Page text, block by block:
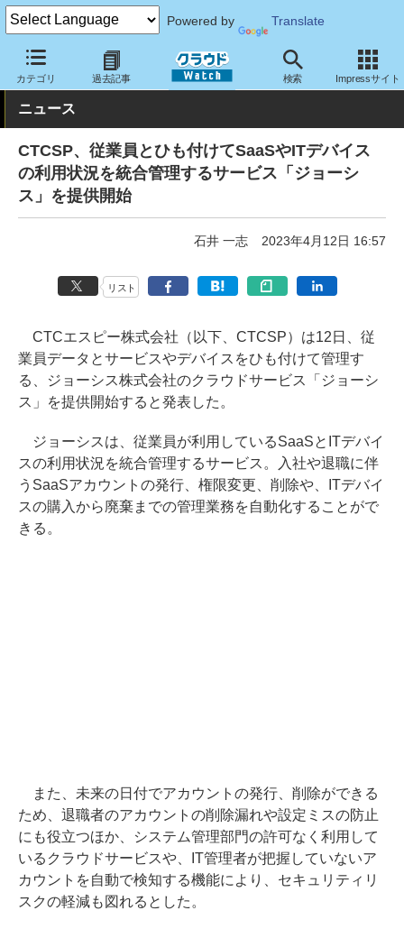
Powered by Translate
カテゴリ 過去記事 検索 Impressサイト
クラウド Watch サービス・ソフト サービス 運用・監視
ニュース
CTCSP、従業員とひも付けてSaaSやITデバイス
の利用状況を統合管理するサービス「ジョーシ
ス」を提供開始
石井 一志 2023年4月12日 16:57
リスト
CTCエスピー株式会社（以下、CTCSP）は12日、従
業員データとサービスやデバイスをひも付けて管理す
る、ジョーシス株式会社のクラウドサービス「ジョーシ
ス」を提供開始すると発表した。
ジョーシスは、従業員が利用しているSaaSとITデバイ
スの利用状況を統合管理するサービス。入社や退職に伴
うSaaSアカウントの発行、権限変更、削除や、ITデバイ
スの購入から廃棄までの管理業務を自動化することがで
きる。
また、未来の日付でアカウントの発行、削除ができる
ため、退職者のアカウントの削除漏れや設定ミスの防止
にも役立つほか、システム管理部門の許可なく利用して
いるクラウドサービスや、IT管理者が把握していないア
カウントを自動で検知する機能により、セキュリティリ
スクの軽減も図れるとした。